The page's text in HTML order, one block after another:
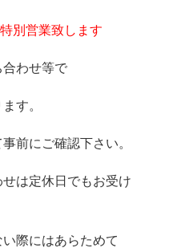
別営業致します
わせ等で
す。
前にご確認下さい。
は定休日でもお受け
際にはあらためて